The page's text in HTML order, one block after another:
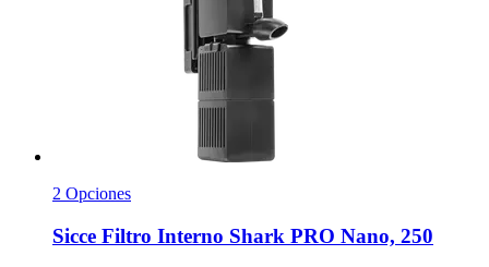
2 Opciones
Sicce Filtro Interno Shark PRO Nano, 250